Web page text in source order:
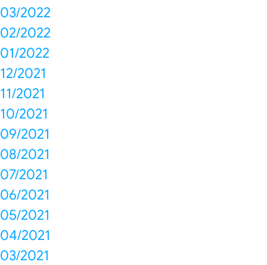
03/2022
02/2022
01/2022
12/2021
11/2021
10/2021
09/2021
08/2021
07/2021
06/2021
05/2021
04/2021
03/2021